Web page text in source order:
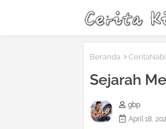
Beranda CeritaNabi
Sejarah
gbp
April 18,